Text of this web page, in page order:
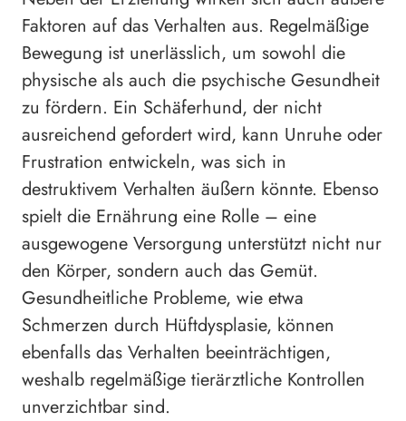
Faktoren auf das Verhalten aus. Regelmäßige
Bewegung ist unerlässlich, um sowohl die
physische als auch die psychische Gesundheit
zu fördern. Ein Schäferhund, der nicht
ausreichend gefordert wird, kann Unruhe oder
Frustration entwickeln, was sich in
destruktivem Verhalten äußern könnte. Ebenso
spielt die Ernährung eine Rolle – eine
ausgewogene Versorgung unterstützt nicht nur
den Körper, sondern auch das Gemüt.
Gesundheitliche Probleme, wie etwa
Schmerzen durch Hüftdysplasie, können
ebenfalls das Verhalten beeinträchtigen,
weshalb regelmäßige tierärztliche Kontrollen
unverzichtbar sind.